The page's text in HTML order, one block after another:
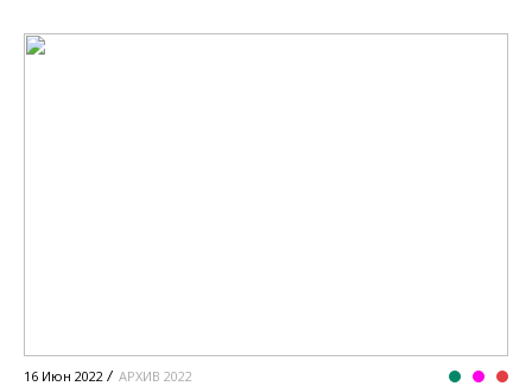
16 Июн 2022 АРХИВ 2022